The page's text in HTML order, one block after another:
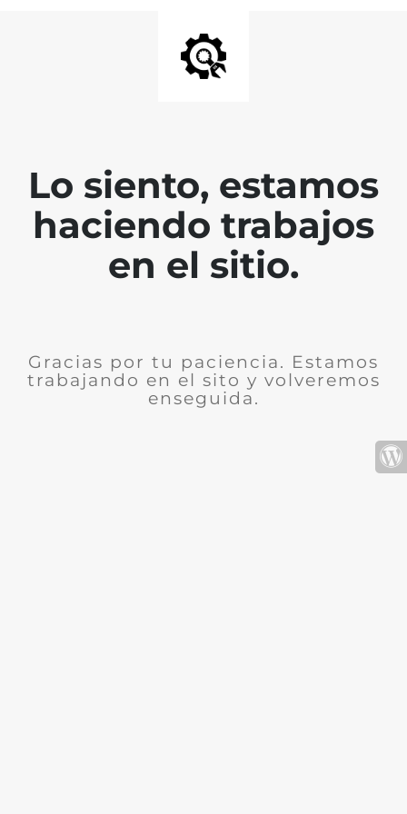
Lo siento, estamos
haciendo trabajos
en el sitio.
Gracias por tu paciencia. Estamos
trabajando en el sito y volveremos
enseguida.